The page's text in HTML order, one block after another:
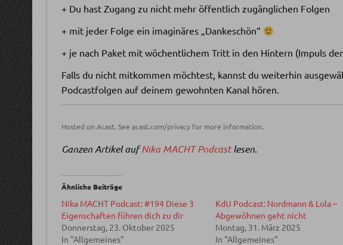
+ Du hast Zugang zu nicht mehr öffentlich zugänglichen Folgen
+ mit jeder Folge ein imaginäres „Dankeschön“
+ je nach Paket mit wöchentlichem Tritt in den Hintern (Impuls
Falls du nicht mitkommen möchtest, kannst du weiterhin
Podcastfolgen auf deinem gewohnten Kanal hören.
Hosted on Acast. See acast.com/privacyfor more information.
Ganzen Artikel aufNika MACHT Podcastlesen.
Ähnliche Beiträge
Nika MACHT Podcast: #194 Diese 3
Eigenschaften führen dich zu dir
Donnerstag, 23. Oktober 2025
In "Allgemeines"
KdU Podcast: Nordmann & Lola –
Abgewöhnen geht nicht
Montag, 31. März 2025
In "Allgemeines"